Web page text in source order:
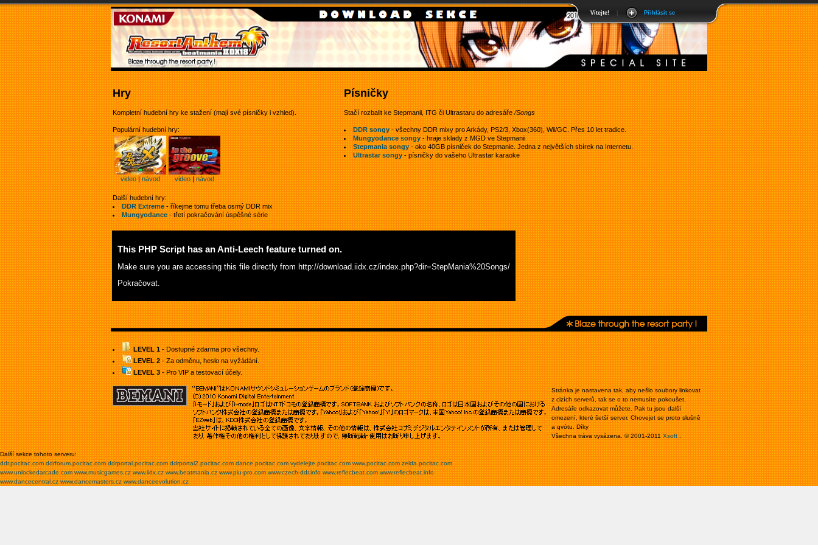
Vítejte! Přihlásit se
Hry
Kompletní hudební hry ke stažení (mají své písničky i vzhled).
Populární hudební hry:
video|návod video|návod
Další hudební hry:
DDR Extreme- říkejme tomu třeba osmý DDR mix
Mungyodance- třetí pokračování úspěšné série
Písničky
Stačí rozbalit ke Stepmanii, ITG či Ultrastaru do adresáře/Songs
DDR songy- všechny DDR mixy pro Arkády, PS2/3, Xbox(360), Wii/GC. Přes 10 let tradice.
Mungyodance songy- hraje sklady z MGD ve Stepmanii
Stepmania songy- oko 40GB písniček do Stepmanie. Jedna z největších sbírek na Internetu.
Ultrastar songy- písničky do vašeho Ultrastar karaoke
This PHP Script has an Anti-Leech feature turned on.
Make sure you are accessing this file directly from http://download.iidx.cz/index.php?dir=StepMania%20Songs/
Pokračovat.
LEVEL 1- Dostupné zdarma pro všechny.
LEVEL 2- Za odměnu, heslo na vyžádání.
LEVEL 3- Pro VIP a testovací účely.
Stránka je nastavena tak, aby nešlo soubory linkovat
z cizích serverů, tak se o to nemusíte pokoušet.
Adresáře odkazovat můžete. Pak tu jsou další
omezení, které šetší server. Chovejet se proto slušně
a qvótu. Díky
Všechna tráva vysázena. © 2001-2011Xsoft.
Další sekce tohoto serveru:
ddr.pocitac.com ddrforum.pocitac.com ddrportal.pocitac.com ddrportal2.pocitac.com dance.pocitac.com vydelejte.pocitac.com www.pocitac.com zelda.pocitac.com
www.unlockedarcade.com www.musicgames.cz www.iidx.cz www.beatmania.cz www.piu-pro.com www.czech-ddr.info www.reflecbeat.com www.reflecbeat.info
www.dancecentral.cz www.dancemasters.cz www.danceevolution.cz